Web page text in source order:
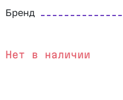
Бренд
Нет в наличии